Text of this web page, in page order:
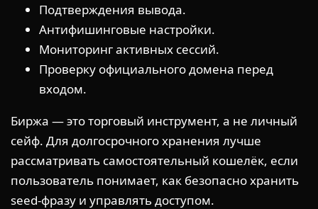
Подтверждения вывода.
Антифишинговые настройки.
Мониторинг активных сессий.
Проверку официального домена перед
входом.
Биржа — это торговый инструмент, а не личный
сейф. Для долгосрочного хранения лучше
рассматривать самостоятельный кошелёк, если
пользователь понимает, как безопасно хранить
seed-фразу и управлять доступом.